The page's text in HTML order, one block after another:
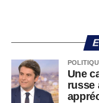
Une
russe